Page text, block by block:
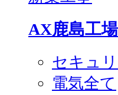
AX鹿島工
セキュ
電気全て